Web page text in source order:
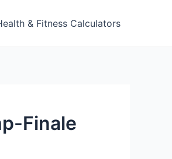
& Fitness Calculators
Finale